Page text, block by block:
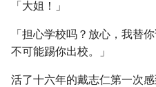
「大姐！」
「担心学校吗？放心，我替
不可能踢你出校。」
活了十六年的戴志仁第一次